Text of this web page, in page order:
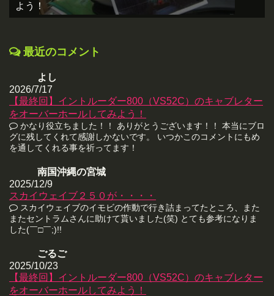
よう！
最近のコメント
よし
2026/7/17
【最終回】イントルーダー800（VS52C）のキャブレター
をオーバーホールしてみよう！
かなり役立ちました！！ ありがとうございます！！ 本当にブロ
グに残してくれて感謝しかないです。 いつかこのコメントにもめ
を通してくれる事を祈ってます！
南国沖縄の宮城
2025/12/9
スカイウェイブ２５０が・・・・
スカイウェイブのイモビの作動で行き詰まってたところ、また
またセントラムさんに助けて貰いました(笑) とても参考になりま
した(￣□￣;)!!
ごるご
2025/10/23
【最終回】イントルーダー800（VS52C）のキャブレター
をオーバーホールしてみよう！